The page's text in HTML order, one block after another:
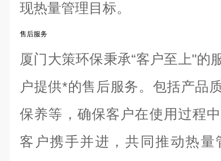
现热量管理目标。
售后服务
厦门大策环保秉承“客户至上"的
户提供*的售后服务。包括产品
保养等，确保客户在使用过程
客户携手并进，共同推动热